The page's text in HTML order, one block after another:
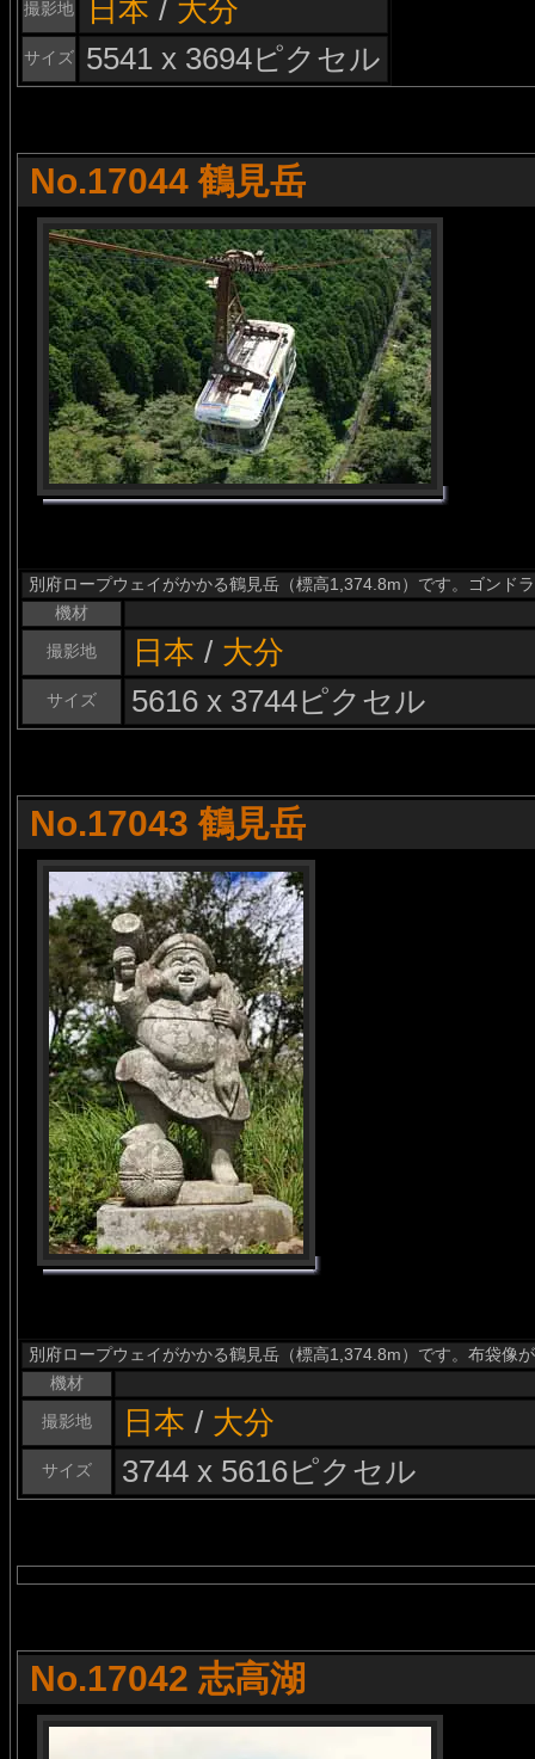
撮影地 日本 / 大分
サイズ 5541 x 3694ピクセル
No.17044 鶴見岳
別府ロープウェイがかかる鶴見岳（標高1,374.8m）です。ゴンド
機材
撮影地
日本 / 大分
サイズ 5616 x 3744ピクセル
No.17043 鶴見岳
別府ロープウェイがかかる鶴見岳（標高1,374.8m）です。布袋像
機材
撮影地
日本 / 大分
サイズ 3744 x 5616ピクセル
No.17042 志高湖